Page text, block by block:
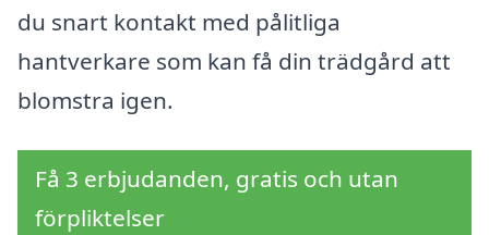
du snart kontakt med pålitliga
hantverkare som kan få din trädgård att
blomstra igen.
Få 3 erbjudanden, gratis och utan
förpliktelser